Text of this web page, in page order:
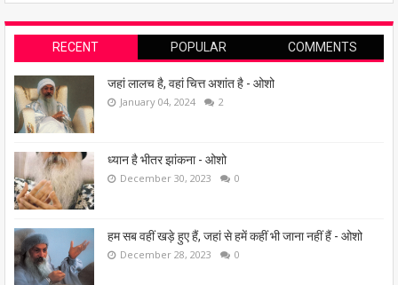
RECENT POPULAR COMMENTS
जहां लालच है, वहां चित्त अशांत है - ओशो
January 04, 2024 2
ध्यान है भीतर झांकना - ओशो
December 30, 2023 0
हम सब वहीं खड़े हुए हैं, जहां से हमें कहीं भी जाना नहीं हैं - ओशो
December 28, 2023 0